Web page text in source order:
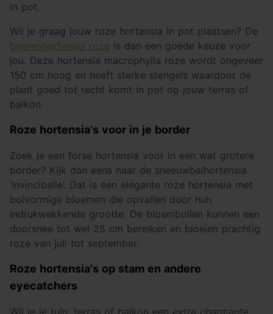
in pot.
Wil je graag jouw roze hortensia in pot plaatsen? De
boerenhortensia roze is dan een goede keuze voor
jou. Deze hortensia macrophylla roze wordt ongeveer
150 cm hoog en heeft sterke stengels waardoor de
plant goed tot recht komt in pot op jouw terras of
balkon.
Roze hortensia's voor in je border
Zoek je een forse hortensia voor in een wat grotere
border? Kijk dan eens naar de sneeuwbalhortensia
‘Invincibelle’. Dat is een elegante roze hortensia met
bolvormige bloemen die opvallen door hun
indrukwekkende grootte. De bloembollen kunnen een
doorsnee tot wel 25 cm bereiken en bloeien prachtig
roze van juli tot september.
Roze hortensia's op stam en andere
eyecatchers
Wil je je tuin, terras of balkon een extra charmante